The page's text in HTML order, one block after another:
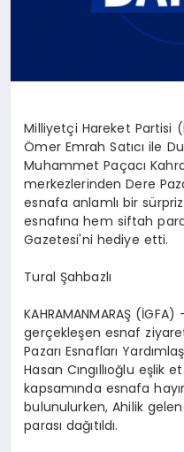
Milliyetçi Hareket Partisi
Ömer Emrah Satıcı ile
Muhammet Paçacı
merkezlerinden Dere
esnafa anlamlı bir
esnafına hem siftah
Gazetesi'ni hediye etti.
Tural Şahbazlı
KAHRAMANMARAŞ
gerçekleşen esnaf
Pazarı Esnafları
Hasan Cıngıllıoğlu eşlik
kapsamında esnafa
bulunulurken, Ahilik
parası dağıtıldı.